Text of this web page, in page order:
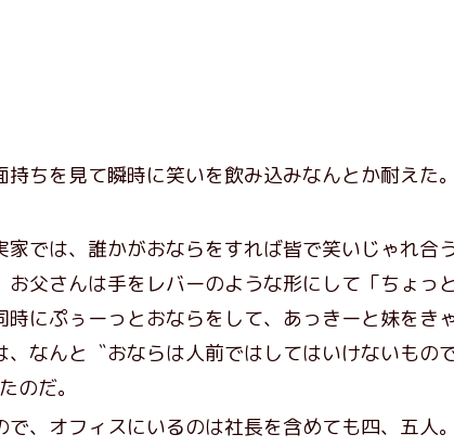
ちを見て瞬時に笑いを飲み込みなんとか耐えた
では、誰かがおならをすれば皆で笑いじゃれ合
父さんは手をレバーのような形にして「ちょっ
にぷぅーっとおならをして、あっきーと妹をき
なんと〝おならは人前ではしてはいけないもの
のだ。
、オフィスにいるのは社長を含めても四、五人